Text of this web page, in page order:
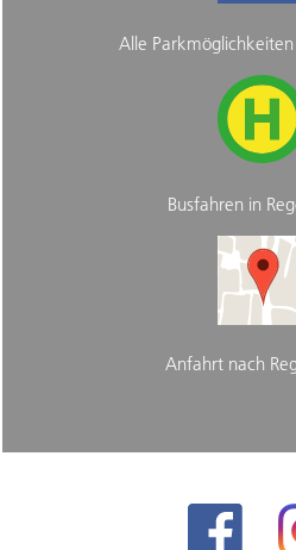
Alle
Busfahren in
Anfahrt nach